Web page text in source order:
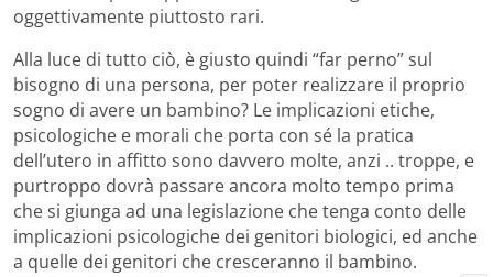
oggettivamente piuttosto rari.
Alla luce di tutto ciò, è giusto quindi “far perno” sul
bisogno di una persona, per poter realizzare il proprio
sogno di avere un bambino? Le implicazioni etiche,
psicologiche e morali che porta con sé la pratica
dell’utero in affitto sono davvero molte, anzi .. troppe, e
purtroppo dovrà passare ancora molto tempo prima
che si giunga ad una legislazione che tenga conto delle
implicazioni psicologiche dei genitori biologici, ed anche
a quelle dei genitori che cresceranno il bambino.